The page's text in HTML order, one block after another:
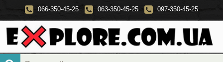
066-350-45-25 063-350-45-25 097-350-45-25